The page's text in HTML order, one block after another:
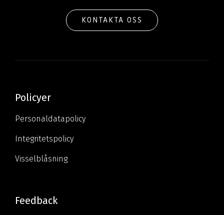
KONTAKTA OSS
Policyer
Personaldatapolicy
Integritetspolicy
Visselblåsning
Feedback